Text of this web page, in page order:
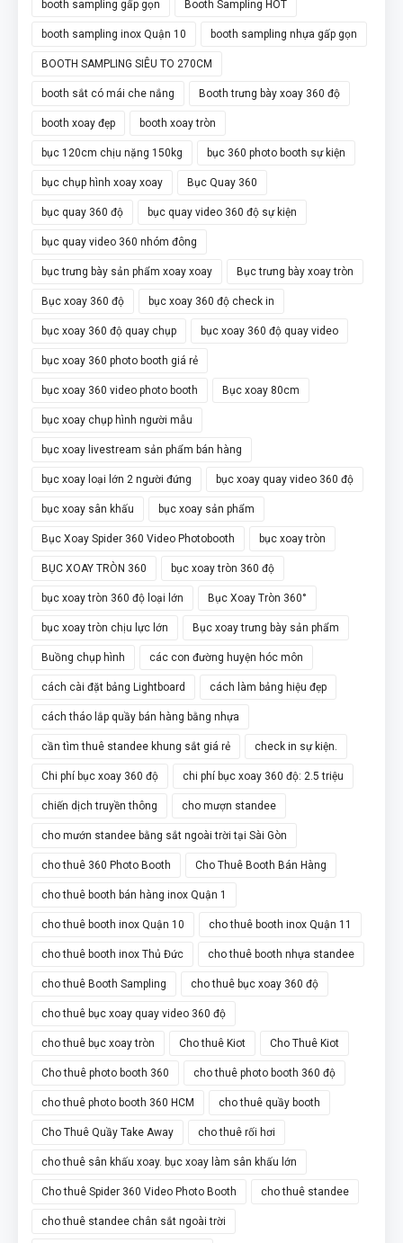
booth sampling gấp gọn Booth Sampling HOT
booth sampling inox Quận 10 booth sampling nhựa gấp gọn
BOOTH SAMPLING SIÊU TO 270CM
booth sắt có mái che nắng Booth trưng bày xoay 360 độ
booth xoay đẹp booth xoay tròn
bục 120cm chịu nặng 150kg bục 360 photo booth sự kiện
bục chụp hình xoay xoay Bục Quay 360
bục quay 360 độ bục quay video 360 độ sự kiện
bục quay video 360 nhóm đông
bục trưng bày sản phẩm xoay xoay Bục trưng bày xoay tròn
Bục xoay 360 độ bục xoay 360 độ check in
bục xoay 360 độ quay chụp bục xoay 360 độ quay video
bục xoay 360 photo booth giá rẻ
bục xoay 360 video photo booth Bục xoay 80cm
bục xoay chụp hình người mẫu
bục xoay livestream sản phẩm bán hàng
bục xoay loại lớn 2 người đứng bục xoay quay video 360 độ
bục xoay sân khấu bục xoay sản phẩm
Bục Xoay Spider 360 Video Photobooth bục xoay tròn
BỤC XOAY TRÒN 360 bục xoay tròn 360 độ
bục xoay tròn 360 độ loại lớn Bục Xoay Tròn 360°
bục xoay tròn chịu lực lớn Bục xoay trưng bày sản phẩm
Buồng chụp hình các con đường huyện hóc môn
cách cài đặt bảng Lightboard cách làm bảng hiệu đẹp
cách tháo lắp quầy bán hàng bằng nhựa
cần tìm thuê standee khung sắt giá rẻ check in sự kiện.
Chi phí bục xoay 360 độ chi phí bục xoay 360 độ: 2.5 triệu
chiến dịch truyền thông cho mượn standee
cho mướn standee bằng sắt ngoài trời tại Sài Gòn
cho thuê 360 Photo Booth Cho Thuê Booth Bán Hàng
cho thuê booth bán hàng inox Quận 1
cho thuê booth inox Quận 10 cho thuê booth inox Quận 11
cho thuê booth inox Thủ Đức cho thuê booth nhựa standee
cho thuê Booth Sampling cho thuê bục xoay 360 độ
cho thuê bục xoay quay video 360 độ
cho thuê bục xoay tròn Cho thuê Kiot Cho Thuê Kiot
Cho thuê photo booth 360 cho thuê photo booth 360 độ
cho thuê photo booth 360 HCM cho thuê quầy booth
Cho Thuê Quầy Take Away cho thuê rối hơi
cho thuê sân khấu xoay. bục xoay làm sân khấu lớn
Cho thuê Spider 360 Video Photo Booth cho thuê standee
cho thuê standee chân sắt ngoài trời